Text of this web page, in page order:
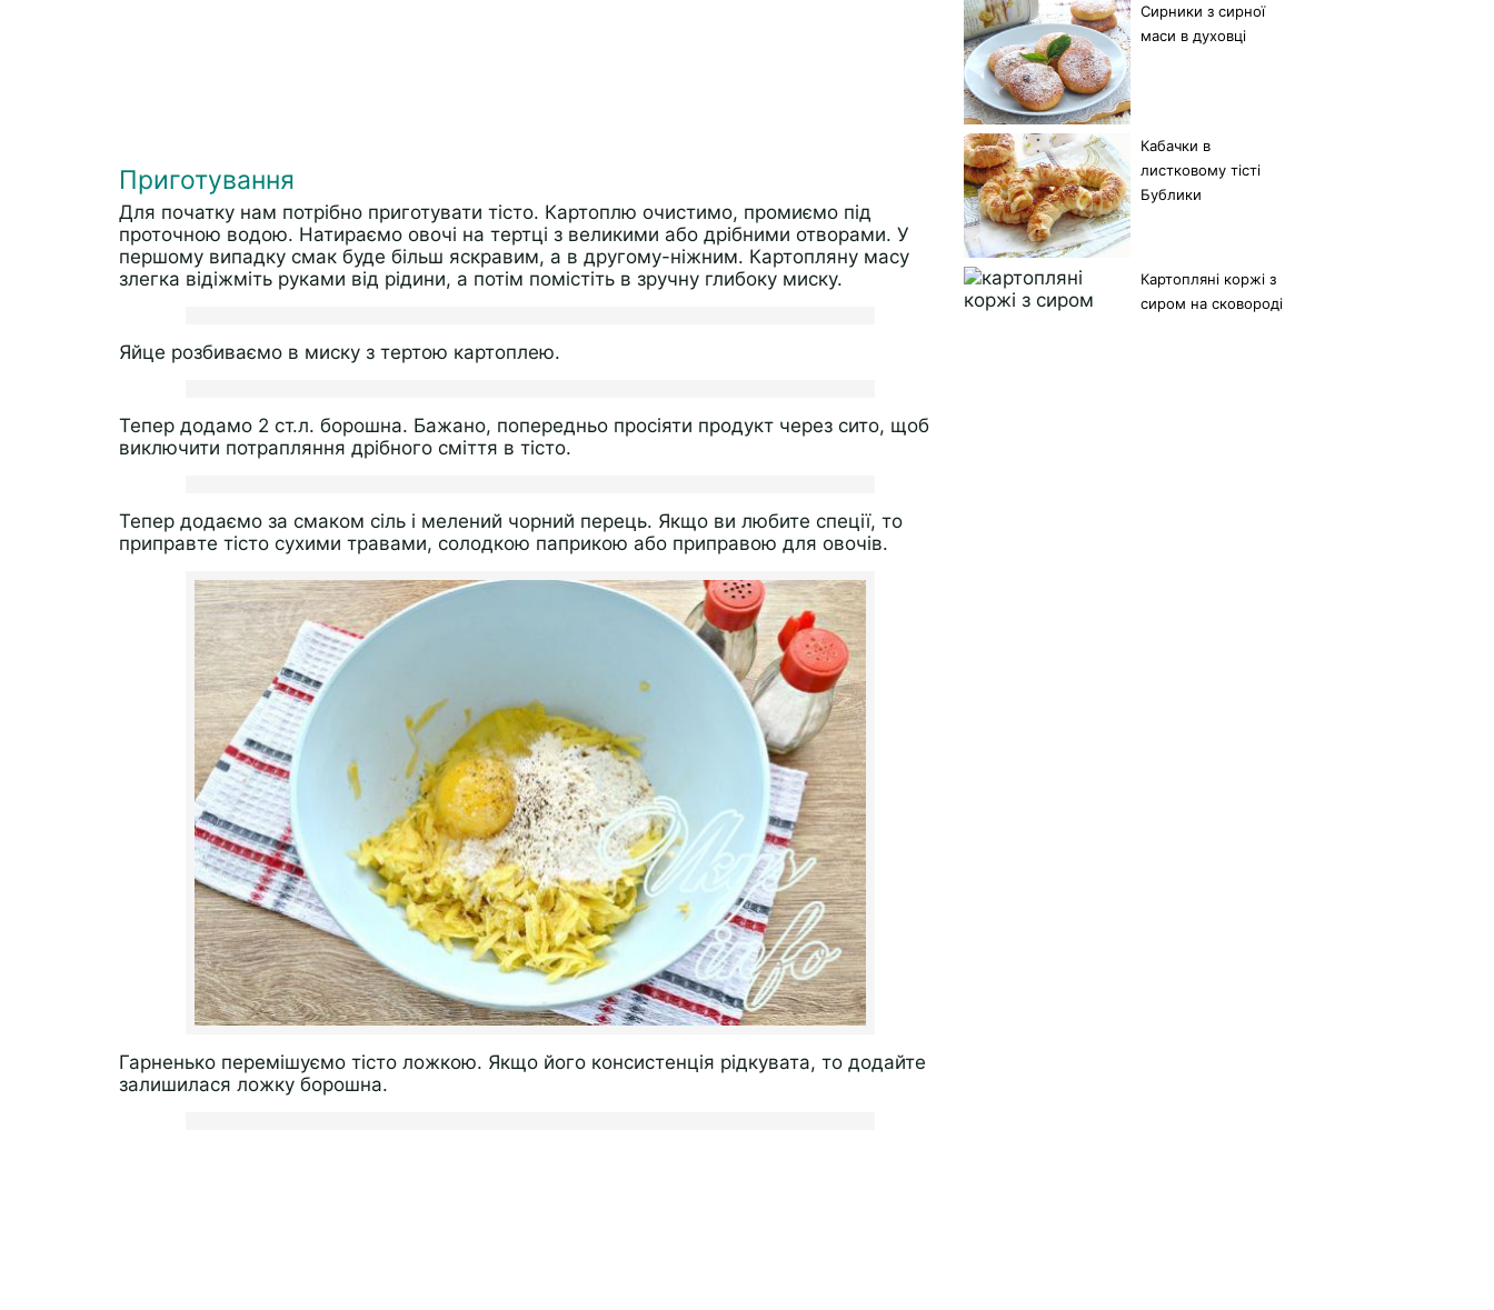
Приготування
Для початку нам потрібно приготувати тісто. Картоплю очистимо, промиємо під
проточною водою. Натираємо овочі на тертці з великими або дрібними отворами. У
першому випадку смак буде більш яскравим, а в другому-ніжним. Картопляну масу
злегка відіжміть руками від рідини, а потім помістіть в зручну глибоку миску.
Яйце розбиваємо в миску з тертою картоплею.
Тепер додамо 2 ст.л. борошна. Бажано, попередньо просіяти продукт через сито, щоб
виключити потрапляння дрібного сміття в тісто.
Тепер додаємо за смаком сіль і мелений чорний перець. Якщо ви любите спеції, то
приправте тісто сухими травами, солодкою паприкою або приправою для овочів.
Гарненько перемішуємо тісто ложкою. Якщо його консистенція рідкувата, то додайте
залишилася ложку борошна.
Сирники з сирної
маси в духовці
Кабачки в
листковому тісті
Бублики
Картопляні коржі з
сиром на сковороді